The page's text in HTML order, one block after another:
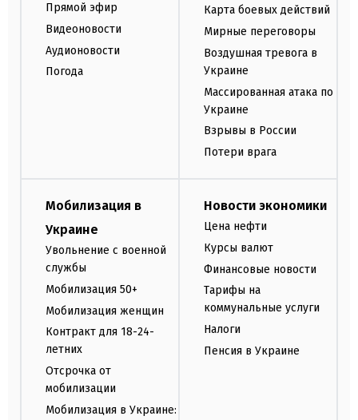
Прямой эфир
Видеоновости
Аудионовости
Погода
Карта боевых действий
Мирные переговоры
Воздушная тревога в
Украине
Массированная атака по
Украине
Взрывы в России
Потери врага
Мобилизация в
Украине
Увольнение с военной
службы
Мобилизация 50+
Мобилизация женщин
Контракт для 18-24-
летних
Отсрочка от
мобилизации
Мобилизация в Украине:
Новости экономики
Цена нефти
Курсы валют
Финансовые новости
Тарифы на
коммунальные услуги
Налоги
Пенсия в Украине